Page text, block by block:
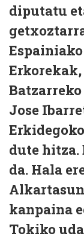
diputatu
Jose
dute hitza.
da. Hala
kanpaina
Tokiko